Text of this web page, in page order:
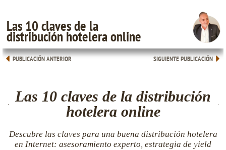
Las 10 claves de la
distribución hotelera online
PUBLICACIÓN ANTERIOR SIGUIENTE PUBLICACIÓN
Las 10 claves de la distribución
hotelera online
Descubre las claves para una buena distribución hotelera
en Internet: asesoramiento experto, estrategia de yield